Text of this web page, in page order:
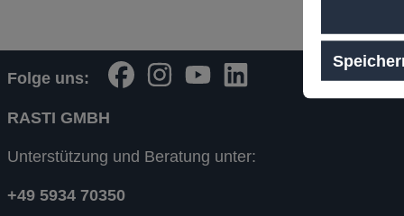
Folge uns:
RASTI GMBH
Unterstützung und Beratung unter:
+49 5934 70350